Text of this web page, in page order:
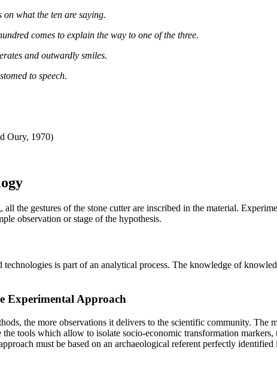
on what the ten are saying.
comes to explain the way to one of the three.
and outwardly smiles.
to speech.
Oury, 1970)
the gestures of the stone cutter are inscribed in the material.
observation or stage of the hypothesis.
technologies is part of an analytical process. The knowledge of
Experimental Approach
the more observations it delivers to the scientific community.
the tools which allow to isolate socio-economic transformation
must be based on an archaeological referent perfectly identified